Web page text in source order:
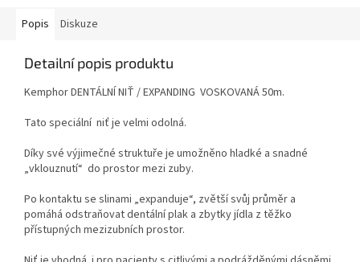
Popis Diskuze
Detailní popis produktu
Kemphor DENTÁLNÍ NIŤ / EXPANDING VOSKOVANÁ 50m.
Tato speciální niť je velmi odolná.
Díky své výjimečné struktuře je umožněno hladké a snadné
„vklouznutí“ do prostor mezi zuby.
Po kontaktu se slinami „expanduje“, zvětší svůj průměr a
pomáhá odstraňovat dentální plak a zbytky jídla z těžko
přístupných mezizubních prostor.